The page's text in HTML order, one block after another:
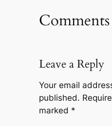
Comments
Leave a Reply
Your email
published.
marked *